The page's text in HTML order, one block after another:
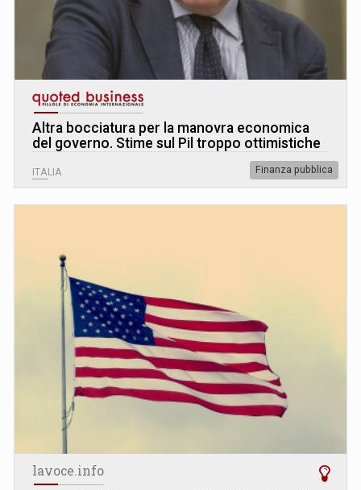
Altra bocciatura per la manovra economica
del governo. Stime sul Pil troppo ottimistiche
ITALIA Finanza pubblica
lavoce.info